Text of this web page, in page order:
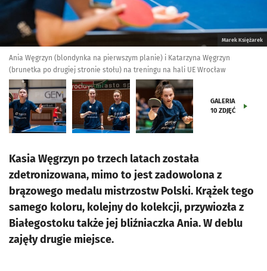
Marek Księżarek
Ania Węgrzyn (blondynka na pierwszym planie) i Katarzyna Węgrzyn
(brunetka po drugiej stronie stołu) na treningu na hali UE Wrocław
GALERIA
10 ZDJĘĆ
Kasia Węgrzyn po trzech latach została
zdetronizowana, mimo to jest zadowolona z
brązowego medalu mistrzostw Polski. Krążek tego
samego koloru, kolejny do kolekcji, przywiozła z
Białegostoku także jej bliźniaczka Ania. W deblu
zajęły drugie miejsce.